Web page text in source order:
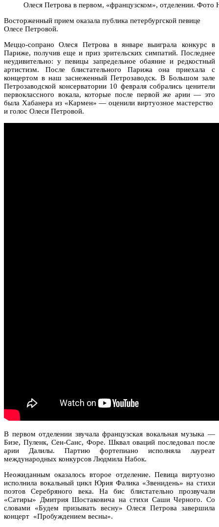
Олеся Петрова в первом, «французском», отделении. Фото
Восторженный прием оказала публика петербургской певице
Олесе Петровой.
Меццо-сопрано Олеся Петрова в январе выиграла конкурс в
Париже, получив еще и приз зрительских симпатий. Последнее
неудивительно: у певицы запредельное обаяние и редкостный
артистизм. После блистательного Парижа она приехала с
концертом в наш заснеженный Петрозаводск. В Большом зале
Петрозаводской консерватории 10 февраля собрались ценители
первоклассного вокала, которые после первой же арии — это
была Хабанера из «Кармен» — оценили виртуозное мастерство
и голос Олеси Петровой.
В первом отделении звучала французская вокальная музыка —
Бизе, Пуленк, Сен-Санс, Форе. Шквал оваций последовал после
арии Далилы. Партию фортепиано исполняла лауреат
международных конкурсов Людмила Набок.
Неожиданным оказалось второе отделение. Певица виртуозно
исполнила вокальный цикл Юрия Фалика «Звенидень» на стихи
поэтов Серебряного века. На бис блистательно прозвучали
«Сатиры» Дмитрия Шостаковича на стихи Саши Черного. Со
словами «Будем призывать весну» Олеся Петрова завершила
концерт «Пробуждением весны».